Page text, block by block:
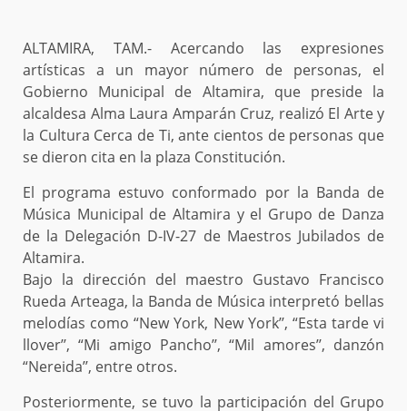
ALTAMIRA, TAM.- Acercando las expresiones
artísticas a un mayor número de personas, el
Gobierno Municipal de Altamira, que preside la
alcaldesa Alma Laura Amparán Cruz, realizó El Arte y
la Cultura Cerca de Ti, ante cientos de personas que
se dieron cita en la plaza Constitución.
El programa estuvo conformado por la Banda de
Música Municipal de Altamira y el Grupo de Danza
de la Delegación D-IV-27 de Maestros Jubilados de
Altamira.
Bajo la dirección del maestro Gustavo Francisco
Rueda Arteaga, la Banda de Música interpretó bellas
melodías como “New York, New York’’, “Esta tarde vi
llover’’, “Mi amigo Pancho’’, “Mil amores’’, danzón
“Nereida’’, entre otros.
Posteriormente, se tuvo la participación del Grupo